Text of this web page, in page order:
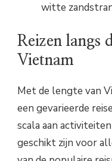
witte
Reizen langs
Vietnam
Met de lengte van
een gevarieerde
scala aan
geschikt zijn voor